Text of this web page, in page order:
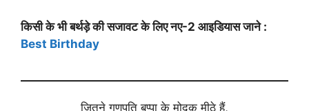
किसी के भी बर्थड़े की सजावट के लिए नए-2 आइडियास जाने :
Best Birthday
जितने गणपति बप्पा के मोदक मीठे हैं,